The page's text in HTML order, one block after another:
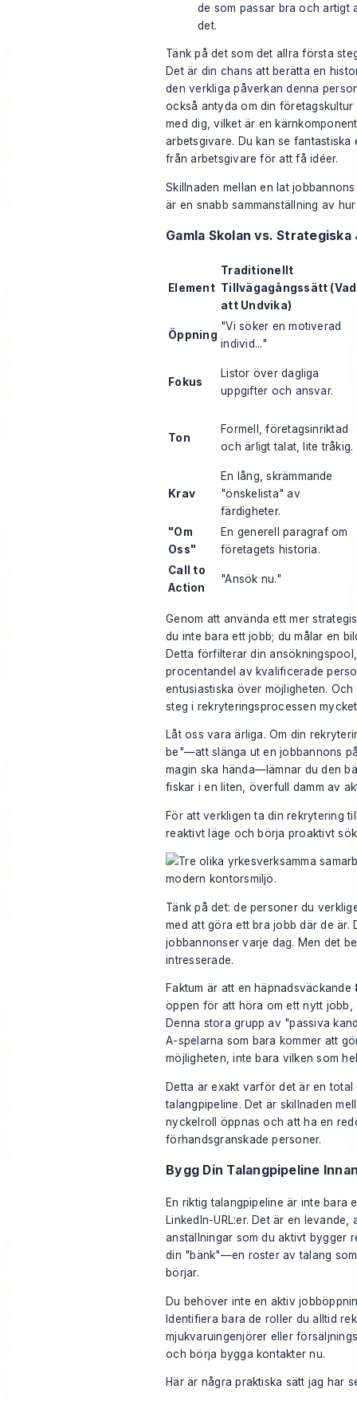
de som passar bra och artigt
det.
Tänk på det som det allra första
Det är din chans att berätta en
den verkliga påverkan denna
också antyda om din
med dig, vilket är en
arbetsgivare. Du kan se fantastiska
från arbetsgivare för att få idéer.
Skillnaden mellan en lat
är en snabb sammanställning av
Gamla Skolan vs.
Element
Traditionellt
Tillvägagångssätt (Vad
att Undvika)
Öppning
"Vi söker en motiverad
individ..."
Fokus
Listor över dagliga
uppgifter och ansvar.
Ton
Formell, företagsinriktad
och ärligt talat, lite tråkig.
Krav
En lång, skrämmande
"önskelista" av
färdigheter.
"Om
Oss"
En generell paragraf om
företagets historia.
Call to
Action
"Ansök nu."
Genom att använda ett mer
du inte bara ett jobb; du målar en
Detta förfilterar din
procentandel av kvalificerade
entusiastiska över möjligheten.
steg i rekryteringsprocessen
Låt oss vara ärliga. Om din
be"—att slänga ut en jobbannons
magin ska hända—lämnar du den
fiskar i en liten, överfull damm av
För att verkligen ta din rekrytering
reaktivt läge och börja proaktivt
Tänk på det: de personer du
med att göra ett bra jobb där de är.
jobbannonser varje dag. Men det
intresserade.
Faktum är att en häpnadsväckande
öppen för att höra om ett nytt jobb,
Denna stora grupp av "passiva
A-spelarna som bara kommer att
möjligheten, inte bara vilken som
Detta är exakt varför det är en
talangpipeline. Det är skillnaden
nyckelroll öppnas och att ha en
förhandsgranskade personer.
Bygg Din Talangpipeline
En riktig talangpipeline är inte bara
LinkedIn-URL:er. Det är en
anställningar som du aktivt bygger
din "bänk"—en roster av talang
börjar.
Du behöver inte en aktiv
Identifiera bara de roller du alltid
mjukvaruingenjörer eller
och börja bygga kontakter nu.
Här är några praktiska sätt jag har